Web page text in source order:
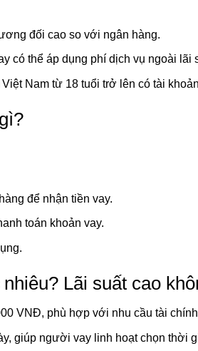
đối cao so với ngân hàng.
có thể áp dụng phí dịch vụ ngoài lãi
Nam từ 18 tuổi trở lên có tài
để nhận tiền vay.
toán khoản vay.
Lãi suất cao
VNĐ, phù hợp với nhu cầu tài
giúp người vay linh hoạt chọn thời